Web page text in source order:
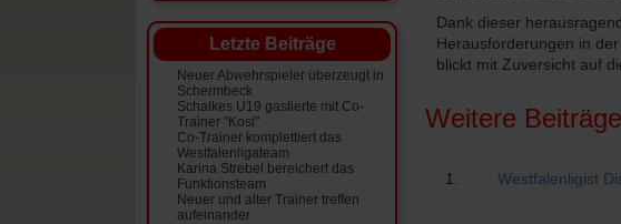
Letzte Beiträge
Neuer Abwehrspieler überzeugt in
Schermbeck
Schalkes U19 gastierte mit Co-
Trainer "Kosi"
Co-Trainer komplettiert das
Westfalenligateam
Karina Strebel bereichert das
Funktionsteam
Neuer und alter Trainer treffen
aufeinander
Dank dieser
Herausforderungen in
blickt mit Zuversicht auf
Weitere
Westfalenligist